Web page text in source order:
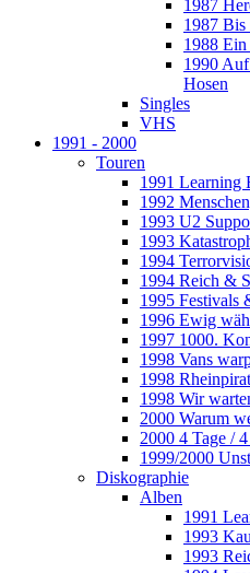
1987
1987 Bis
1988
1990
Hosen
Singles
VHS
1991 - 2000
Touren
1991 Learning
1992
1993 U2
1993
1994
1994 Reich &
1995 Festivals
1996 Ewig
1997 1000.
1998 Vans
1998
1998 Wir
2000 Warum
2000 4 Tage /
1999/2000
Diskographie
Alben
1991
1993
1993